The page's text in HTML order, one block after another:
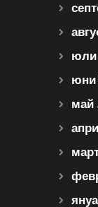
юли
юни
май